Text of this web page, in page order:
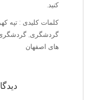
کنید.
کلمات کلیدی : تپه
گردشگری, گردشگری
های اصفهان